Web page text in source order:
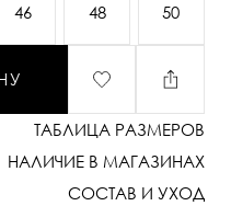
46 48 50
ТАБЛИЦА РАЗМЕРОВ
НАЛИЧИЕ В МАГАЗИНАХ
СОСТАВ И УХОД